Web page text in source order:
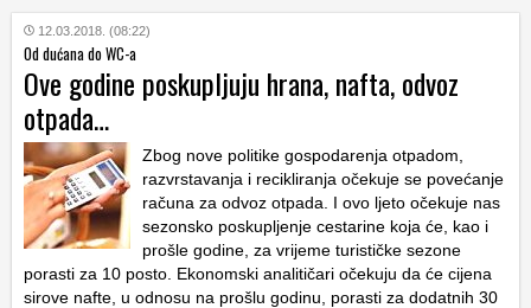
12.03.2018. (08:22)
Od dućana do WC-a
Ove godine poskupljuju hrana, nafta, odvoz
otpada…
Zbog nove politike gospodarenja otpadom,
razvrstavanja i recikliranja očekuje se povećanje
računa za odvoz otpada. I ovo ljeto očekuje nas
sezonsko poskupljenje cestarine koja će, kao i
prošle godine, za vrijeme turističke sezone
porasti za 10 posto. Ekonomski analitičari očekuju da će cijena
sirove nafte, u odnosu na prošlu godinu, porasti za dodatnih 30